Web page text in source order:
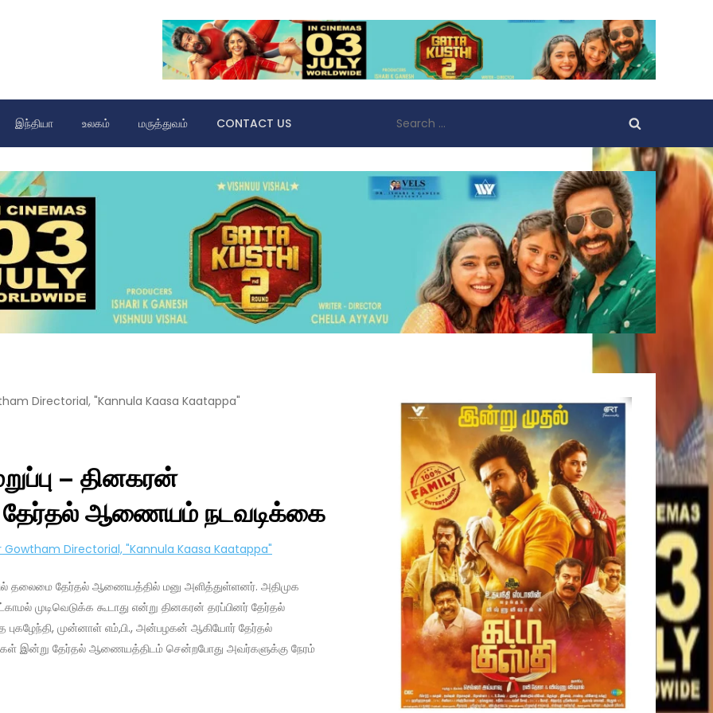
இந்தியா உலகம் மருத்துவம் CONTACT US
for:
– தினகரன்
தேர்தல் ஆணையம் நடவடிக்கை
தலைமை தேர்தல் ஆணையத்தில் மனு அளித்துள்ளனர். அதிமுக
முடிவெடுக்க கூடாது என்று தினகரன் தரப்பினர் தேர்தல்
முன்னாள் எம்,பி., அன்பழகன் ஆகியோர் தேர்தல்
இன்று தேர்தல் ஆணையத்திடம் சென்றபோது அவர்களுக்கு நேரம்